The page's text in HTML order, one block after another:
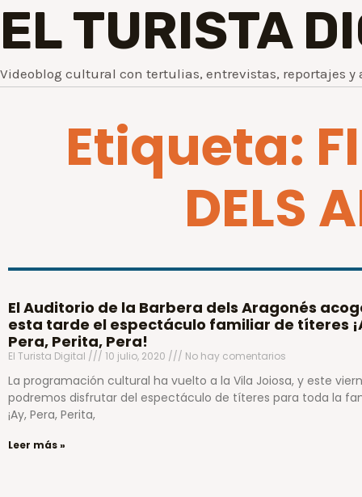
EL TURISTA
Videoblog cultural con tertulias, entrevistas, reportajes y
Etiqueta:
DELS
El Auditorio de la Barbera dels Aragonés
esta tarde el espectáculo familiar de títeres
Pera, Perita, Pera!
El Turista Digital 10 julio, 2020 No hay comentarios
La programación cultural ha vuelto a la Vila Joiosa, y este
podremos disfrutar del espectáculo de títeres para toda la
¡Ay, Pera, Perita,
Leer más »